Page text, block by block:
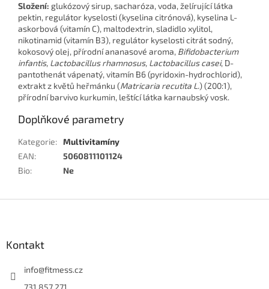
Složení: glukózový sirup, sacharóza, voda, želírující látka
pektin, regulátor kyselosti (kyselina citrónová), kyselina L-
askorbová (vitamín C), maltodextrin, sladidlo xylitol,
nikotinamid (vitamín B3), regulátor kyselosti citrát sodný,
kokosový olej, přírodní ananasové aroma, Bifidobacterium
infantis, Lactobacillus rhamnosus, Lactobacillus casei, D-
pantothenát vápenatý, vitamín B6 (pyridoxin-hydrochlorid),
extrakt z květů heřmánku (Matricaria recutita L.) (200:1),
přírodní barvivo kurkumin, leštící látka karnaubský vosk.
Doplňkové parametry
Kategorie: Multivitamíny
EAN:
5060811101124
Bio: Ne
Kontakt
info@fitmess.cz